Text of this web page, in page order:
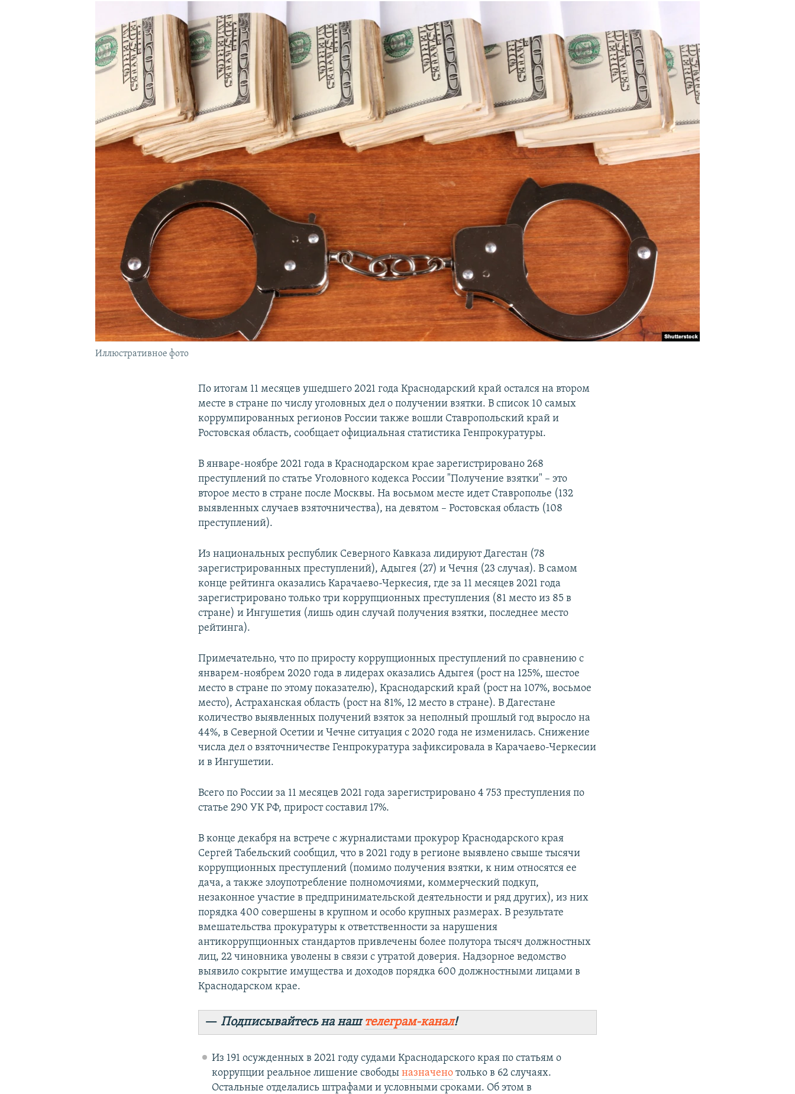
ПОДПИШИТЕСЬ НА РАССЫЛКУ
Иллюстративное фото
По итогам 11 месяцев ушедшего 2021 года Краснодарский край остался на втором
месте в стране по числу уголовных дел о получении взятки. В список 10 самых
коррумпированных регионов России также вошли Ставропольский край и
Ростовская область, сообщает официальная статистика Генпрокуратуры.
В январе-ноябре 2021 года в Краснодарском крае зарегистрировано 268
преступлений по статье Уголовного кодекса России "Получение взятки" – это
второе место в стране после Москвы. На восьмом месте идет Ставрополье (132
выявленных случаев взяточничества), на девятом – Ростовская область (108
преступлений).
Из национальных республик Северного Кавказа лидируют Дагестан (78
зарегистрированных преступлений), Адыгея (27) и Чечня (23 случая). В самом
конце рейтинга оказались Карачаево-Черкесия, где за 11 месяцев 2021 года
зарегистрировано только три коррупционных преступления (81 место из 85 в
стране) и Ингушетия (лишь один случай получения взятки, последнее место
рейтинга).
Примечательно, что по приросту коррупционных преступлений по сравнению с
январем-ноябрем 2020 года в лидерах оказались Адыгея (рост на 125%, шестое
место в стране по этому показателю), Краснодарский край (рост на 107%, восьмое
место), Астраханская область (рост на 81%, 12 место в стране). В Дагестане
количество выявленных получений взяток за неполный прошлый год выросло на
44%, в Северной Осетии и Чечне ситуация с 2020 года не изменилась. Снижение
числа дел о взяточничестве Генпрокуратура зафиксировала в Карачаево-Черкесии
и в Ингушетии.
Всего по России за 11 месяцев 2021 года зарегистрировано 4 753 преступления по
статье 290 УК РФ, прирост составил 17%.
В конце декабря на встрече с журналистами прокурор Краснодарского края
Сергей Табельский сообщил, что в 2021 году в регионе выявлено свыше тысячи
коррупционных преступлений (помимо получения взятки, к ним относятся ее
дача, а также злоупотребление полномочиями, коммерческий подкуп,
незаконное участие в предпринимательской деятельности и ряд других), из них
порядка 400 совершены в крупном и особо крупных размерах. В результате
вмешательства прокуратуры к ответственности за нарушения
антикоррупционных стандартов привлечены более полутора тысяч должностных
лиц, 22 чиновника уволены в связи с утратой доверия. Надзорное ведомство
выявило сокрытие имущества и доходов порядка 600 должностными лицами в
Краснодарском крае.
— Подписывайтесь на наштелеграм-канал!
Из 191 осужденных в 2021 году судами Краснодарского края по статьям о
коррупции реальное лишение свободы назначенотолько в 62 случаях.
Остальные отделались штрафами и условными сроками. Об этом в